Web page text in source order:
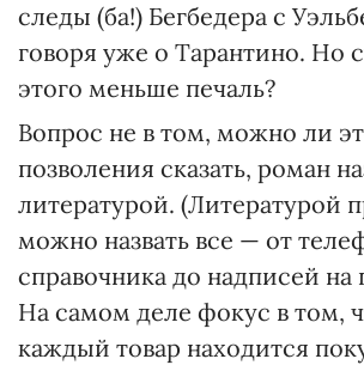
следы (ба!) Бегбедера с
говоря уже о Тарантино. Но
этого меньше печаль?
Вопрос не в том, можно ли
позволения сказать, роман
литературой. (Литературой
можно назвать все — от
справочника до надписей на
На самом деле фокус в том,
каждый товар находится